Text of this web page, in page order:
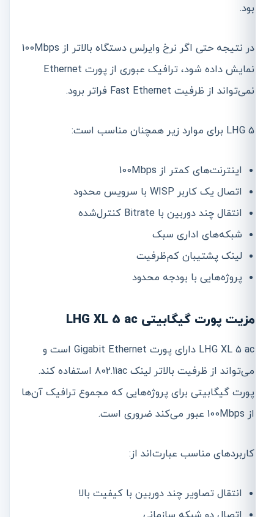
بود.
در نتیجه حتی اگر نرخ وایرلس دستگاه بالاتر از 100Mbps
نمایش داده شود، ترافیک عبوری از پورت Ethernet
نمی‌تواند از ظرفیت Fast Ethernet فراتر برود.
LHG 5 برای موارد زیر همچنان مناسب است:
اینترنت‌های کمتر از 100Mbps
اتصال یک کاربر WISP با سرویس محدود
انتقال چند دوربین با Bitrate کنترل‌شده
شبکه‌های اداری سبک
لینک پشتیبان کم‌ظرفیت
پروژه‌هایی با بودجه محدود
مزیت پورت گیگابیتی LHG XL 5 ac
LHG XL 5 ac دارای پورت Gigabit Ethernet است و
می‌تواند از ظرفیت بالاتر لینک 802.11ac استفاده کند.
پورت گیگابیتی برای پروژه‌هایی که مجموع ترافیک آن‌ها
از 100Mbps عبور می‌کند ضروری است.
کاربردهای مناسب عبارت‌اند از:
انتقال تصاویر چند دوربین با کیفیت بالا